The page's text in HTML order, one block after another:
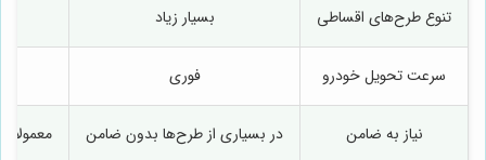
تنوع طرح‌های اقساطی بسیار زیاد
سرعت تحویل خودرو فوری
نیاز به ضامن در بسیاری از طرح‌ها بدون ضامن معمولا